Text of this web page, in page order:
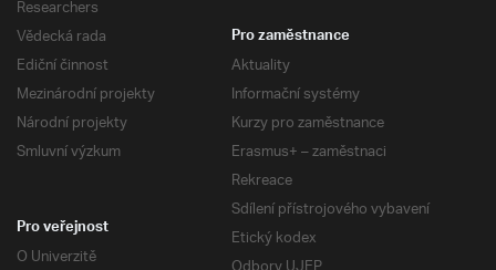
Researchers
Vědecká rada
Ediční činnost
Mezinárodní projekty
Národní projekty
Smluvní výzkum
Pro zaměstnance
Aktuality
Informační systémy
Kurzy pro zaměstnance
Erasmus+ – zaměstnaci
Rekreace
Sdílení přístrojového vybavení
Etický kodex
Pro veřejnost
O Univerzitě